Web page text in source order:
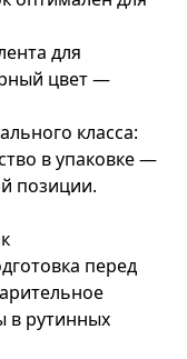
для
цвет —
класса:
в упаковке —
позиции.
перед
в рутинных